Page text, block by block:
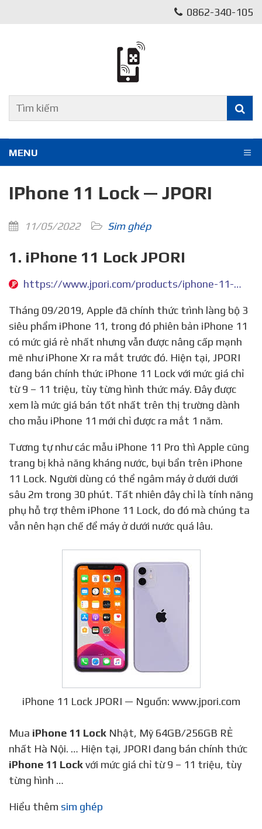
0862-340-105
MENU
IPhone 11 Lock — JPORI
11/05/2022 Sim ghép
1. iPhone 11 Lock JPORI
https://www.jpori.com/products/iphone-11-lock
Tháng 09/2019, Apple đã chính thức trình làng bộ 3
siêu phẩm iPhone 11, trong đó phiên bản iPhone 11
có mức giá rẻ nhất nhưng vẫn được nâng cấp mạnh
mẽ như iPhone Xr ra mắt trước đó. Hiện tại, JPORI
đang bán chính thức iPhone 11 Lock với mức giá chỉ
từ 9 – 11 triệu, tùy từng hình thức máy. Đây được
xem là mức giá bán tốt nhất trên thị trường dành
cho mẫu iPhone 11 mới chỉ được ra mắt 1 năm.
Tương tự như các mẫu iPhone 11 Pro thì Apple cũng
trang bị khả năng kháng nước, bụi bẩn trên iPhone
11 Lock. Người dùng có thể ngâm máy ở dưới dưới
sâu 2m trong 30 phút. Tất nhiên đây chỉ là tính năng
phụ hỗ trợ thêm iPhone 11 Lock, do đó mà chúng ta
vẫn nên hạn chế để máy ở dưới nước quá lâu.
iPhone 11 Lock JPORI — Nguồn: www.jpori.com
Mua iPhone 11 Lock Nhật, Mỹ 64GB/256GB RẺ
nhất Hà Nội. … Hiện tại, JPORI đang bán chính thức
iPhone 11 Lockvới mức giá chỉ từ 9 – 11 triệu, tùy
từng hình …
Hiểu thêm sim ghép